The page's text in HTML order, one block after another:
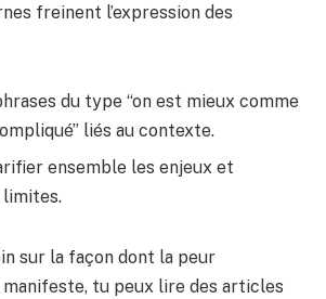
freinent l’expression des
du type “on est mieux comme
liés au contexte.
ensemble les enjeux et
sur la façon dont la peur
manifeste, tu peux lire des articles